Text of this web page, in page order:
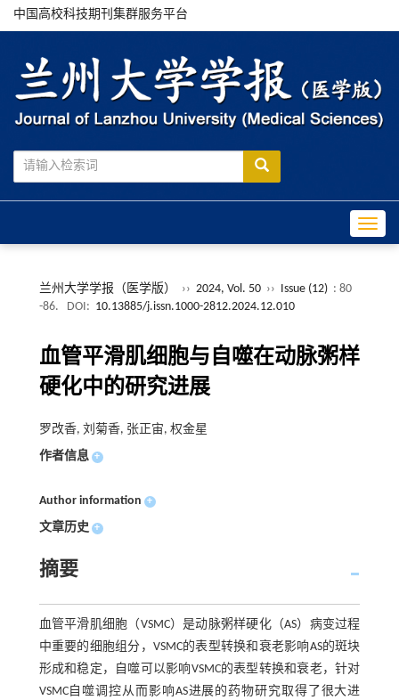
中国高校科技期刊集群服务平台
兰州大学学报（医学版） ›› 2024, Vol. 50 ›› Issue (12) : 80
-86.
DOI: 10.13885/j.issn.1000-2812.2024.12.010
血管平滑肌细胞与自噬在动脉粥样
硬化中的研究进展
罗改香, 刘菊香, 张正宙, 权金星
作者信息 +
Author information +
文章历史 +
摘要
血管平滑肌细胞（VSMC）是动脉粥样硬化（AS）病变过程
中重要的细胞组分，VSMC的表型转换和衰老影响AS的斑块
形成和稳定，自噬可以影响VSMC的表型转换和衰老，针对
VSMC自噬调控从而影响AS进展的药物研究取得了很大进